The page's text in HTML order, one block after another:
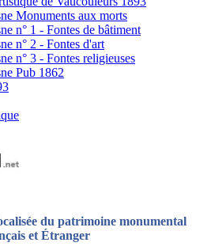
Monuments aux morts
n° 1 - Fontes de bâtiment
n° 2 - Fontes d'art
n° 3 - Fontes religieuses
Pub 1862
du patrimoine monumental
et Étranger